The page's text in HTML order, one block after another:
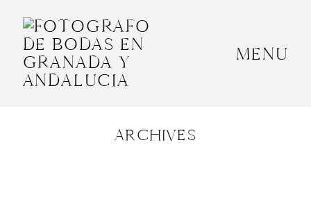
MENU
ARCHIVES
BODAS